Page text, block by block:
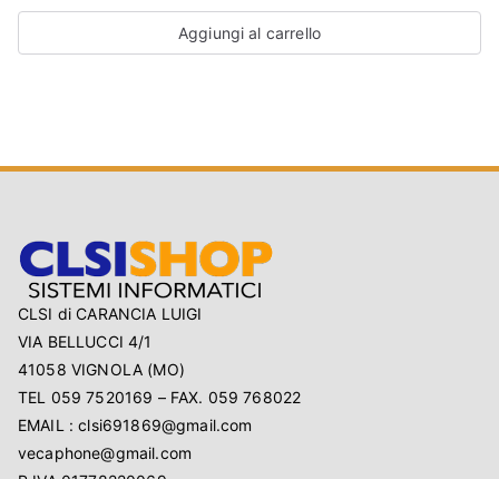
Aggiungi al carrello
CLSI di CARANCIA LUIGI
VIA BELLUCCI 4/1
41058 VIGNOLA (MO)
TEL 059 7520169 – FAX. 059 768022
EMAIL : clsi691869@gmail.com
vecaphone@gmail.com